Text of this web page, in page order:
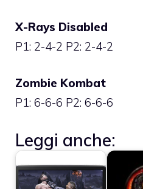
X-Rays Disabled
P1: 2-4-2 P2: 2-4-2
Zombie Kombat
P1: 6-6-6 P2: 6-6-6
Leggi anche: